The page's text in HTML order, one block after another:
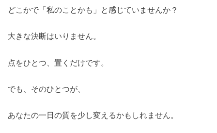
どこかで「私のことかも」と感じていませんか？
大きな決断はいりません。
点をひとつ、置くだけです。
でも、そのひとつが、
あなたの一日の質を少し変えるかもしれません。